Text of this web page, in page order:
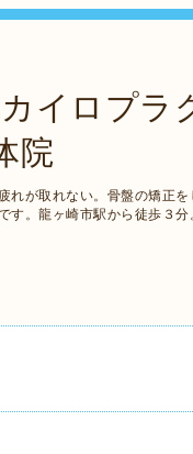
イロプラ
院
が取れない。骨盤の矯正
。龍ヶ崎市駅から徒歩３